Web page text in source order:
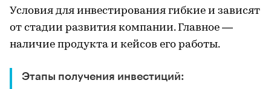
Условия для инвестирования гибкие и зависят
от стадии развития компании. Главное —
наличие продукта и кейсов его работы.
Этапы получения инвестиций: